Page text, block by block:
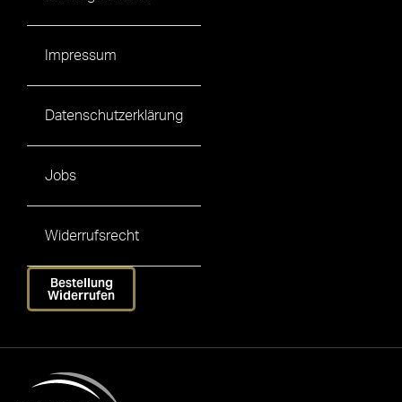
Impressum
Datenschutzerklärung
Jobs
Widerrufsrecht
Bestellung
Widerrufen